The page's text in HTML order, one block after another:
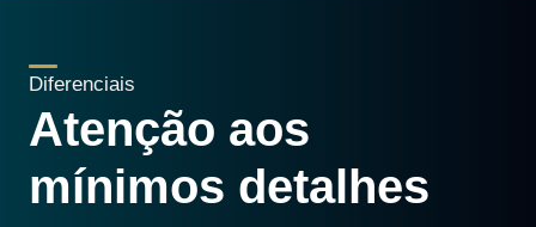
Diferenciais
Atenção aos
mínimos detalhes